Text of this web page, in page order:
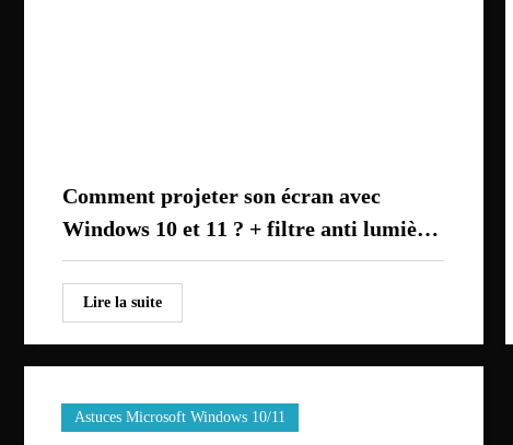
Comment projeter son écran avec
Windows 10 et 11 ? + filtre anti lumière
bleue
Lire la suite
Astuces Microsoft Windows 10/11